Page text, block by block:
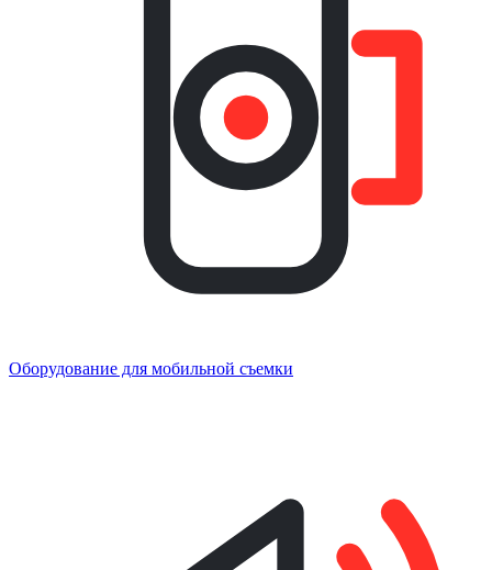
Оборудование для мобильной съемки